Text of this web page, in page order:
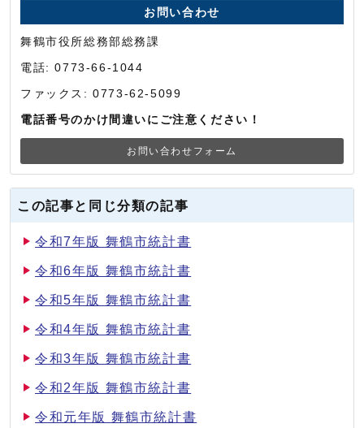
お問い合わせ
舞鶴市役所総務部総務課
電話: 0773-66-1044
ファックス: 0773-62-5099
電話番号のかけ間違いにご注意ください！
お問い合わせフォーム
この記事と同じ分類の記事
令和7年版 舞鶴市統計書
令和6年版 舞鶴市統計書
令和5年版 舞鶴市統計書
令和4年版 舞鶴市統計書
令和3年版 舞鶴市統計書
令和2年版 舞鶴市統計書
令和元年版 舞鶴市統計書